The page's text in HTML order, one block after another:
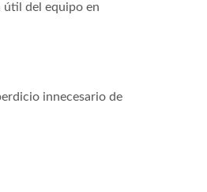
útil del equipo en
innecesario de